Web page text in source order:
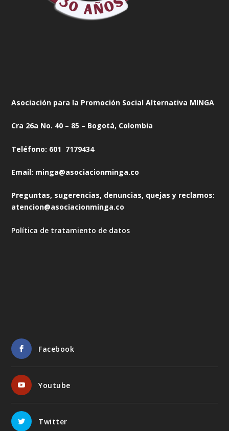
Asociación para la Promoción Social Alternativa MINGA
Cra 26a No. 40 – 85 – Bogotá, Colombia
Teléfono: 601 7179434
Email: minga@asociacionminga.co
Preguntas, sugerencias, denuncias, quejas y reclamos:
atencion@asociacionminga.co
Política de tratamiento de datos
Facebook
Youtube
Twitter